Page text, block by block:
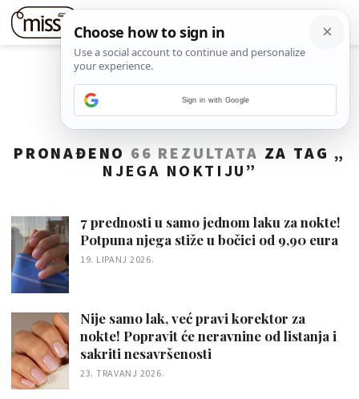
PRONAĐENO 66 REZULTATA ZA TAG „
NJEGA NOKTIJU ”
7 prednosti u samo jednom laku za nokte!
Potpuna njega stiže u bočici od 9,90 eura
19. LIPANJ 2026.
Nije samo lak, već pravi korektor za
nokte! Popravit će neravnine od listanja i
sakriti nesavršenosti
23. TRAVANJ 2026.
Sign in with Google